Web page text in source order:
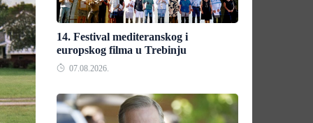
14. Festival mediteranskog i
europskog filma u Trebinju
07.08.2026.